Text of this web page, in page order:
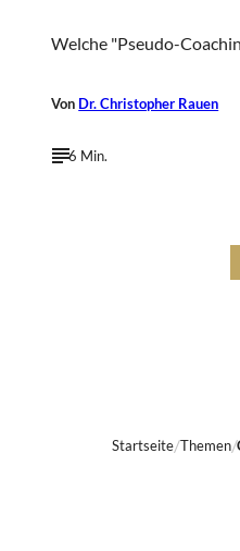
Welche "Pseudo-
Von Dr. Christopher Rauen
6 Min.
Startseite Themen